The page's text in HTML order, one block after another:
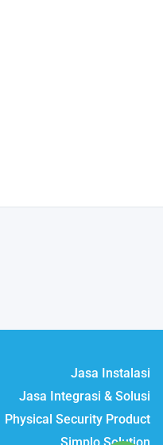
Jasa Instalasi
Jasa Integrasi & Solusi
Physical Security Product